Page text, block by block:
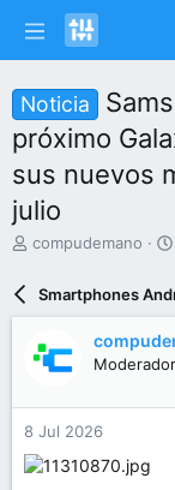
Noticia
próximo
sus nuevos
julio
I
a
r
d
e
l
compudemano
Smartphones
Moderador
8 Jul 2026